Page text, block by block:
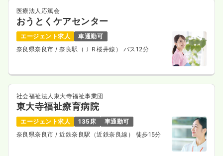
医療法人応篤会
おうとくケアセンター
エージェント求人
車通勤可
奈良県奈良市/ 奈良駅（ＪＲ桜井線） バス12分
社会福祉法人東大寺福祉事業団
東大寺福祉療育病院
エージェント求人 135床
車通勤可
奈良県奈良市/ 近鉄奈良駅（近鉄奈良線） 徒歩15分